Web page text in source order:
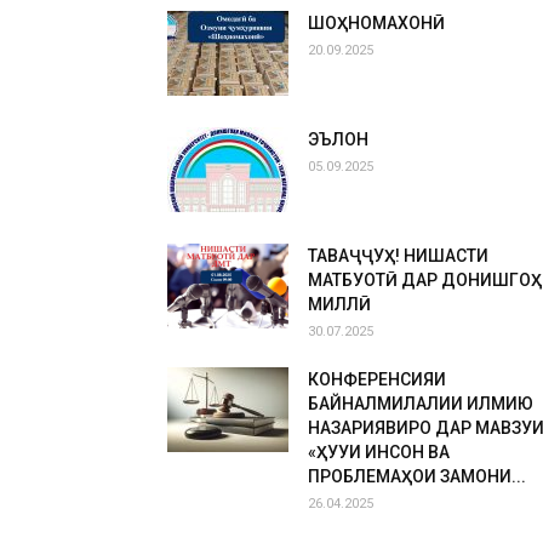
ШОҲНОМАХОНӢ
20.09.2025
ЭЪЛОН
05.09.2025
ТАВАҶҶУҲ! НИШАСТИ
МАТБУОТӢ ДАР
МИЛЛӢ
30.07.2025
КОНФЕРЕНСИЯИ
БАЙНАЛМИЛАЛИИ ИЛМИЮ
НАЗАРИЯВИРО ДАР МАВЗУИ
«ҲУҚУҚИ ИНСОН ВА
ПРОБЛЕМАҲОИ ЗАМОНИ...
26.04.2025